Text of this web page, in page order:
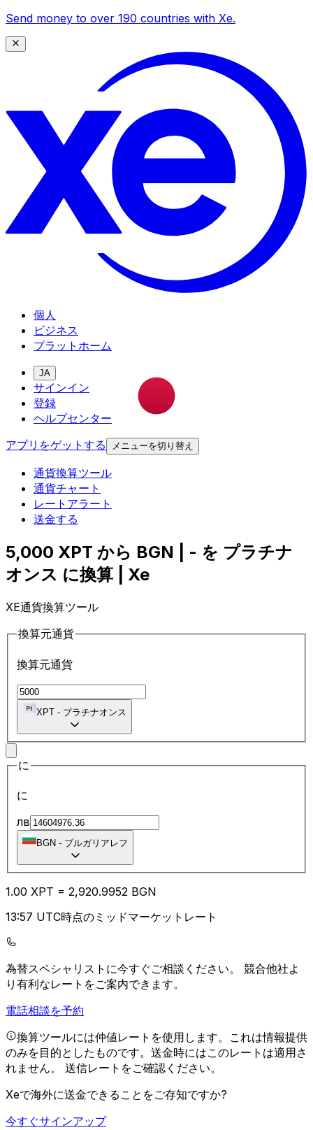
Send money to over 190 countries with Xe.
個人
ビジネス
プラットホーム
JA
サインイン
登録
ヘルプセンター
アプリをゲットする
メニューを切り替え
通貨換算ツール
通貨チャート
レートアラート
送金する
5,000 XPT から BGN | - を プラチナ
オンス に換算 | Xe
XE通貨換算ツール
換算元通貨
換算元通貨
XPT - プラチナオンス
に
に
лв
BGN - ブルガリアレフ
1.00 XPT = 2,920.9952 BGN
13:57 UTC時点のミッドマーケットレート
為替スペシャリストに今すぐご相談ください。 競合他社よ
り有利なレートをご案内できます。
電話相談を予約
換算ツールには仲値レートを使用します。これは情報提供
のみを目的としたものです。送金時にはこのレートは適用さ
れません。 送信レートをご確認ください。
Xeで海外に送金できることをご存知ですか?
今すぐサインアップ